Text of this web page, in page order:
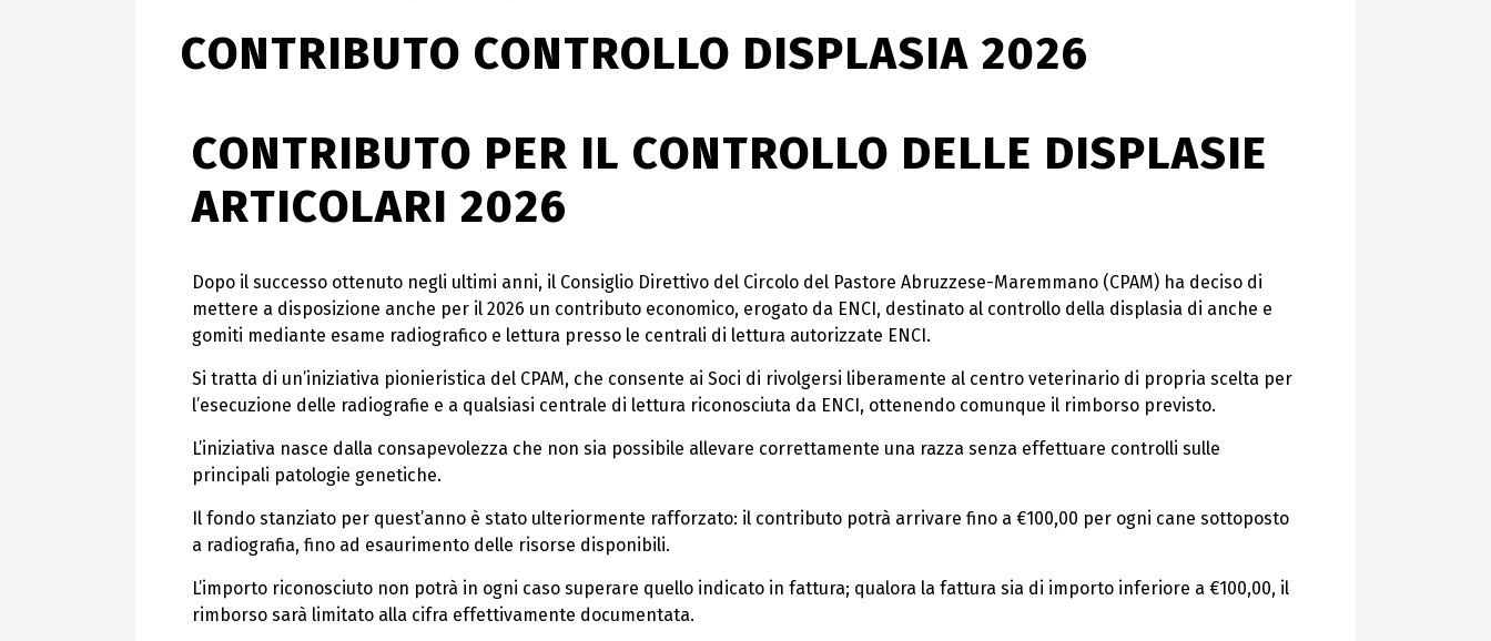
CONTRIBUTO CONTROLLO DISPLASIA 2026
CONTRIBUTO PER IL CONTROLLO DELLE DISPLASIE
ARTICOLARI 2026
Dopo il successo ottenuto negli ultimi anni, il Consiglio Direttivo del Circolo del Pastore Abruzzese-Maremmano (CPAM) ha deciso di
mettere a disposizione anche per il 2026 un contributo economico, erogato da ENCI, destinato al controllo della displasia di anche e
gomiti mediante esame radiografico e lettura presso le centrali di lettura autorizzate ENCI.
Si tratta di un’iniziativa pionieristica del CPAM, che consente ai Soci di rivolgersi liberamente al centro veterinario di propria scelta per
l’esecuzione delle radiografie e a qualsiasi centrale di lettura riconosciuta da ENCI, ottenendo comunque il rimborso previsto.
L’iniziativa nasce dalla consapevolezza che non sia possibile allevare correttamente una razza senza effettuare controlli sulle
principali patologie genetiche.
Il fondo stanziato per quest’anno è stato ulteriormente rafforzato: il contributo potrà arrivare fino a €100,00 per ogni cane sottoposto
a radiografia, fino ad esaurimento delle risorse disponibili.
L’importo riconosciuto non potrà in ogni caso superare quello indicato in fattura; qualora la fattura sia di importo inferiore a €100,00, il
rimborso sarà limitato alla cifra effettivamente documentata.